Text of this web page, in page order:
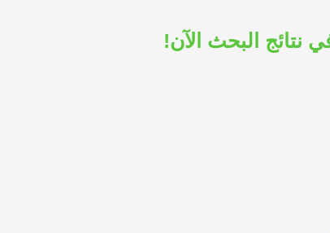
نتائج البحث الآن!